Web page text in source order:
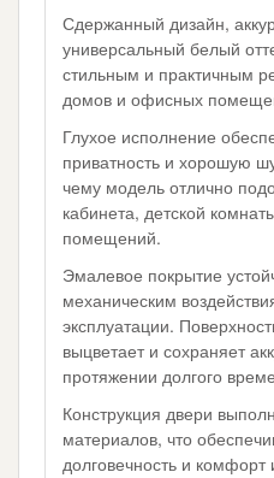
Сдержанный дизайн,
универсальный белый
стильным и практичным
домов и офисных
Глухое исполнение
приватность и хорошую
чему модель отлично
кабинета, детской
помещений.
Эмалевое покрытие
механическим
эксплуатации.
выцветает и сохраняет
протяжении долгого
Конструкция двери
материалов, что
долговечность и комфорт